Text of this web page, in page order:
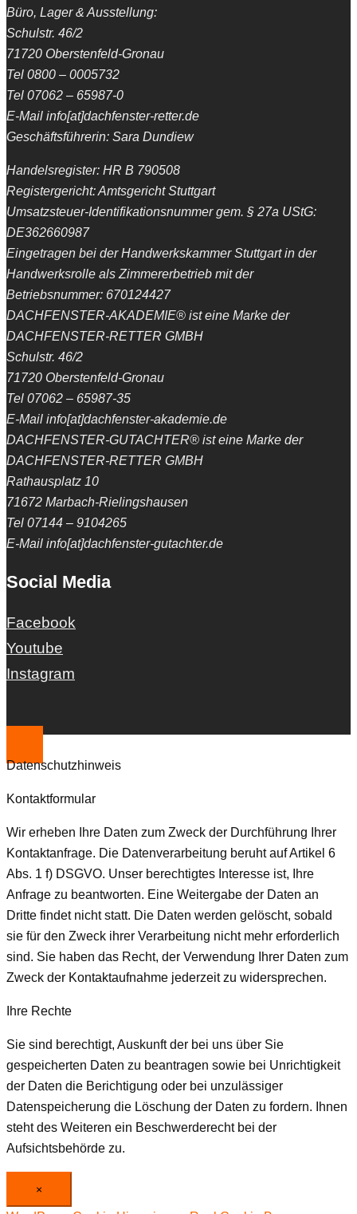
Büro, Lager & Ausstellung:
Schulstr. 46/2
71720 Oberstenfeld-Gronau
Tel 0800 – 0005732
Tel 07062 – 65987-0
E-Mail info[at]dachfenster-retter.de
Geschäftsführerin: Sara Dundiew
Handelsregister: HR B 790508
Registergericht: Amtsgericht Stuttgart
Umsatzsteuer-Identifikationsnummer gem. § 27a UStG:
DE362660987
Eingetragen bei der Handwerkskammer Stuttgart in der
Handwerksrolle als Zimmererbetrieb mit der
Betriebsnummer: 670124427
DACHFENSTER-AKADEMIE® ist eine Marke der
DACHFENSTER-RETTER GMBH
Schulstr. 46/2
71720 Oberstenfeld-Gronau
Tel 07062 – 65987-35
E-Mail info[at]dachfenster-akademie.de
DACHFENSTER-GUTACHTER® ist eine Marke der
DACHFENSTER-RETTER GMBH
Rathausplatz 10
71672 Marbach-Rielingshausen
Tel 07144 – 9104265
E-Mail info[at]dachfenster-gutachter.de
Social Media
Facebook
Youtube
Instagram
Datenschutzhinweis
Kontaktformular
Wir erheben Ihre Daten zum Zweck der Durchführung Ihrer
Kontaktanfrage. Die Datenverarbeitung beruht auf Artikel 6
Abs. 1 f) DSGVO. Unser berechtigtes Interesse ist, Ihre
Anfrage zu beantworten. Eine Weitergabe der Daten an
Dritte findet nicht statt. Die Daten werden gelöscht, sobald
sie für den Zweck ihrer Verarbeitung nicht mehr erforderlich
sind. Sie haben das Recht, der Verwendung Ihrer Daten zum
Zweck der Kontaktaufnahme jederzeit zu widersprechen.
Ihre Rechte
Sie sind berechtigt, Auskunft der bei uns über Sie
gespeicherten Daten zu beantragen sowie bei Unrichtigkeit
der Daten die Berichtigung oder bei unzulässiger
Datenspeicherung die Löschung der Daten zu fordern. Ihnen
steht des Weiteren ein Beschwerderecht bei der
Aufsichtsbehörde zu.
×